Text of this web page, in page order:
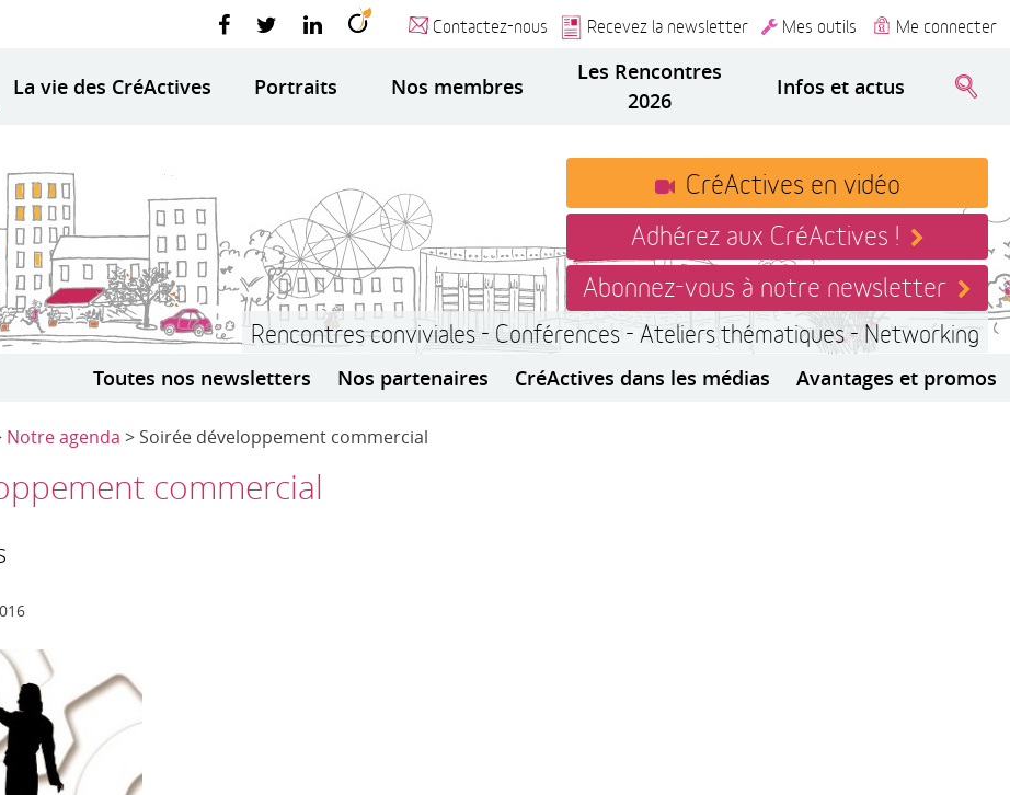
Contactez-nous Recevez la newsletter Mes outils Me connecter
La vie des CréActives Portraits Nos membres
Les Rencontres
2026
Infos et actus
CréActives en vidéo
Adhérez aux CréActives !
Abonnez-vous à notre newsletter
Rencontres conviviales - Conférences - Ateliers thématiques - Networking
Toutes nos newsletters Nos partenaires CréActives dans les médias Avantages et promos
Notre agenda > Soirée développement commercial
commercial